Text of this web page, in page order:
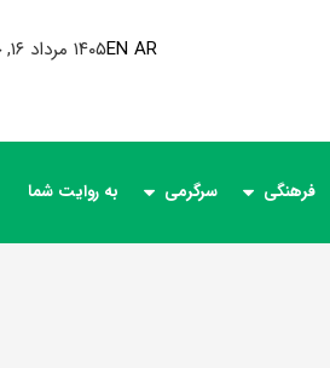
۱۴۰۵ مرداد ۱۶, جمعهEN AR
فرهنگی سرگرمی به روایت شما